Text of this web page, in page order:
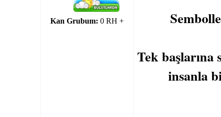
Kan Grubum: 0 RH +
Tek başlarına
insanla